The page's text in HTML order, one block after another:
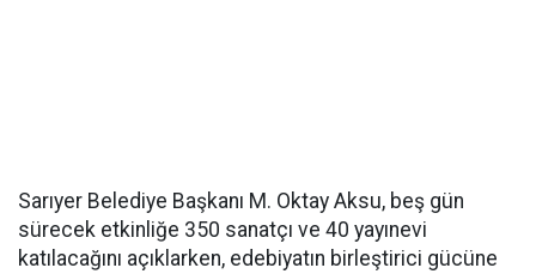
Sarıyer Belediye Başkanı M. Oktay Aksu, beş gün
sürecek etkinliğe 350 sanatçı ve 40 yayınevi
katılacağını açıklarken, edebiyatın birleştirici gücüne